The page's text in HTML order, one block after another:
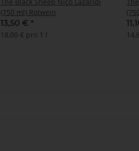
(750 ml) Rotwein
13,50 € *
18,00 € pro 1 l